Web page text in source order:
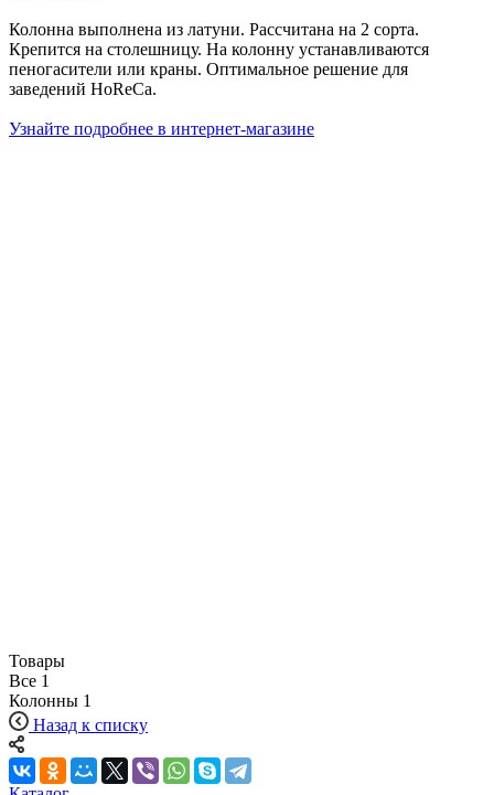
Колонна выполнена из латуни. Рассчитана на 2 сорта.
Крепится на столешницу. На колонну устанавливаются
пеногасители или краны. Оптимальное решение для
заведений HoReCa.
Узнайте подробнее в интернет-магазине
Товары
Все 1
Колонны 1
Назад к списку